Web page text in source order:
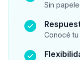
Sin
Conocé